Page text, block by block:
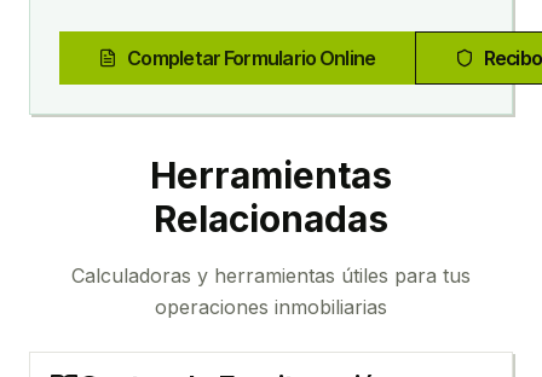
Completar Formulario Online
Herramientas
Relacionadas
Calculadoras y herramientas útiles para tus
operaciones inmobiliarias